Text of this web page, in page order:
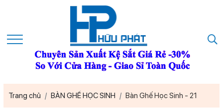
Trang chủ BÀN GHẾ HỌC SINH Bàn Ghế Học Sinh - 21